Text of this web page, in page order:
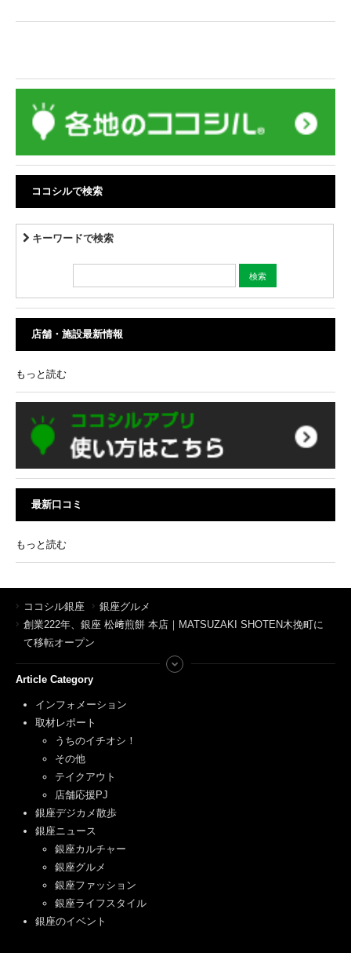
ココシルで検索
キーワードで検索
店舗・施設最新情報
もっと読む
最新口コミ
もっと読む
ココシル銀座
銀座グルメ
創業222年、銀座 松﨑煎餅 本店｜MATSUZAKI SHOTEN木挽町に
て移転オープン
Article Category
インフォメーション
取材レポート
うちのイチオシ！
その他
テイクアウト
店舗応援PJ
銀座デジカメ散歩
銀座ニュース
銀座カルチャー
銀座グルメ
銀座ファッション
銀座ライフスタイル
銀座のイベント